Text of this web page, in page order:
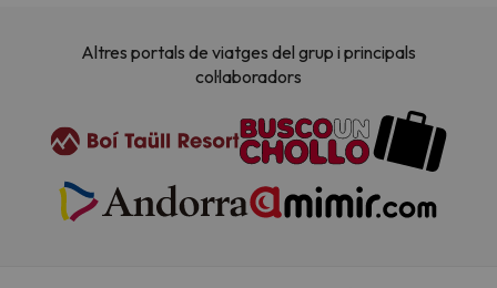
Altres portals de viatges del grup i principals
col·laboradors